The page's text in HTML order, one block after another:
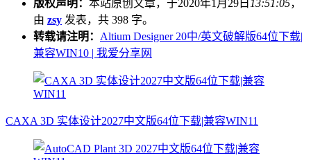
版权声明： 本站原创文章，于2020年1月29日 13:51:05，
由 zsy 发表，共 398 字。
转载请注明： Altium Designer 20中/英文破解版64位下载|
兼容WIN10 | 我爱分享网
CAXA 3D 实体设计2027中文版64位下载|兼容WIN11